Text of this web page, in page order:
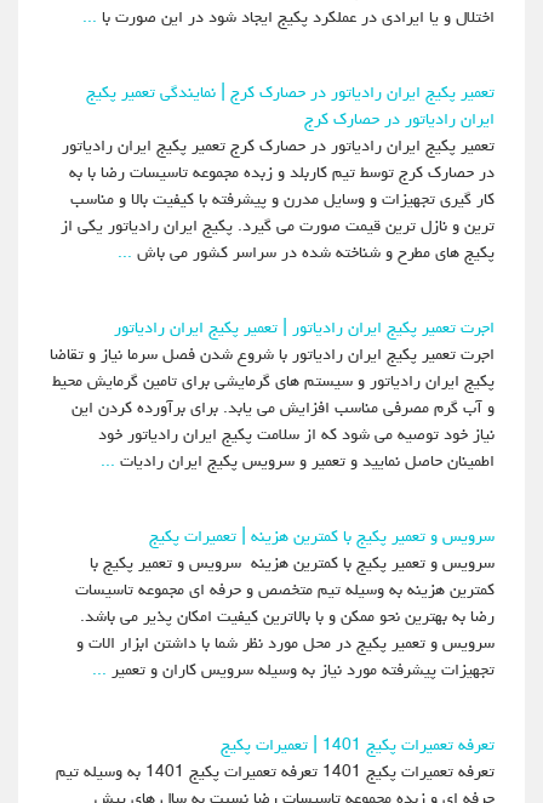
اختلال و یا ایرادی در عملکرد پکیج ایجاد شود در این صورت با...
تعمیر پکیج ایران رادیاتور در حصارک کرج | نمایندگی تعمیر پکیج
ایران رادیاتور در حصارک کرج
تعمیر پکیج ایران رادیاتور در حصارک کرج تعمیر پکیج ایران رادیاتور
در حصارک کرج توسط تیم کاربلد و زبده مجموعه تاسیسات رضا با به
کار گیری تجهیزات و وسایل مدرن و پیشرفته با کیفیت بالا و مناسب
ترین و نازل ترین قیمت صورت می گیرد. پکیج ایران رادیاتور یکی از
پکیج های مطرح و شناخته شده در سراسر کشور می باش...
اجرت تعمیر پکیج ایران رادیاتور | تعمیر پکیج ایران رادیاتور
اجرت تعمیر پکیج ایران رادیاتور با شروع شدن فصل سرما نیاز و تقاضا
پکیج ایران رادیاتور و سیستم های گرمایشی برای تامین گرمایش محیط
و آب گرم مصرفی مناسب افزایش می یابد. برای برآورده کردن این
نیاز خود توصیه می شود که از سلامت پکیج ایران رادیاتور خود
اطمینان حاصل نمایید و تعمیر و سرویس پکیج ایران رادیات...
سرویس و تعمیر پکیج با کمترین هزینه | تعمیرات پکیج
سرویس و تعمیر پکیج با کمترین هزینه سرویس و تعمیر پکیج با
کمترین هزینه به وسیله تیم متخصص و حرفه ای مجموعه تاسیسات
رضا به بهترین نحو ممکن و با بالاترین کیفیت امکان پذیر می باشد.
سرویس و تعمیر پکیج در محل مورد نظر شما با داشتن ابزار الات و
تجهیزات پیشرفته مورد نیاز به وسیله سرویس کاران و تعمیر...
تعرفه تعمیرات پکیج 1401 | تعمیرات پکیج
تعرفه تعمیرات پکیج 1401 تعرفه تعمیرات پکیج 1401 به وسیله تیم